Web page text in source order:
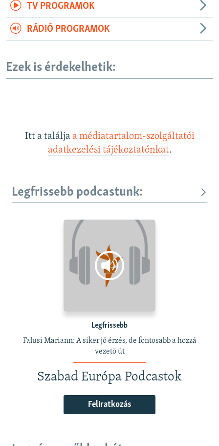
TV PROGRAMOK
RÁDIÓ PROGRAMOK
Ezek is érdekelhetik:
Itt a találja a médiatartalom-szolgáltatói
adatkezelési tájékoztatónkat.
Legfrissebb podcastunk:
Legfrissebb
Falusi Mariann: A siker jó érzés, de fontosabb a hozzá
vezető út
Szabad Európa Podcastok
Feliratkozás